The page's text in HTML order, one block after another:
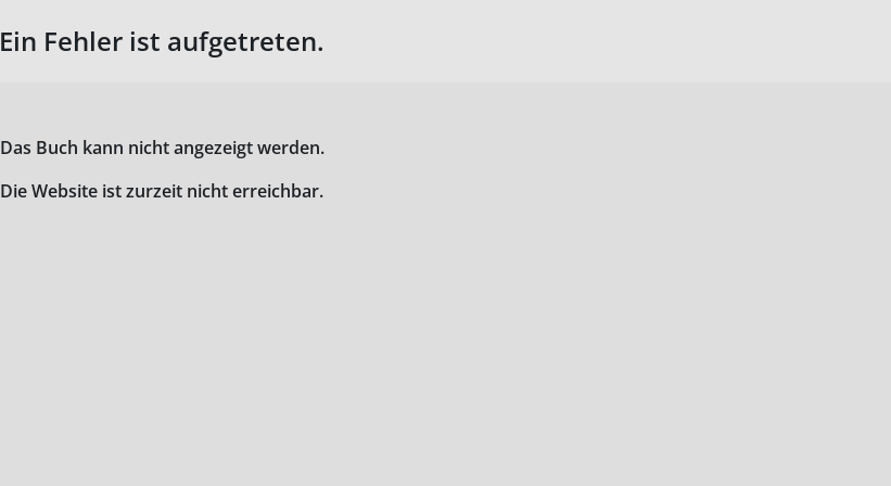
Ein Fehler ist aufgetreten.
Das Buch kann nicht angezeigt werden.
Die Website ist zurzeit nicht erreichbar.